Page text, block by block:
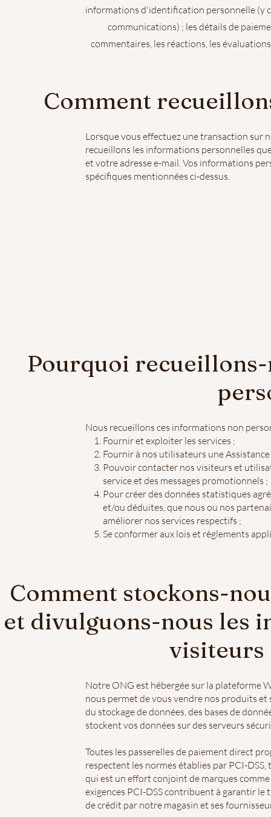
informations d'identification personnelle (y
communications) ; les détails de
commentaires, les réactions, les
Comment
Lorsque vous effectuez une transaction sur
recueillons les informations personnelles
et votre adresse e-mail. Vos informations
spécifiques mentionnées ci-dessus.
Pourquoi
Nous recueillons ces informations non
Fournir et exploiter les services ;
Fournir à nos utilisateurs une
Pouvoir contacter nos visiteurs et
service et des messages promotionnels ;
Pour créer des données statistiques
et/ou déduites, que nous ou nos
améliorer nos services respectifs ;
Se conformer aux lois et règlements
Comment stockons-
et divulguons-nous les
visiteurs
Notre ONG est hébergée sur la plateforme
nous permet de vous vendre nos produits et
du stockage de données, des bases de
stockent vos données sur des serveurs
Toutes les passerelles de paiement direct
respectent les normes établies par PCI-
qui est un effort conjoint de marques
exigences PCI-DSS contribuent à garantir
de crédit par notre magasin et ses